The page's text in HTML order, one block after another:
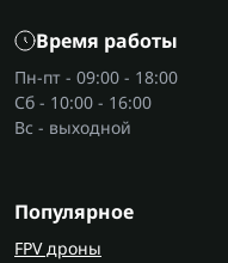
Время работы
Пн-пт - 09:00 - 18:00
Сб - 10:00 - 16:00
Вс - выходной
Популярное
FPV дроны